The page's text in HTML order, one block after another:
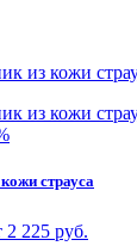
страуса
225 руб.